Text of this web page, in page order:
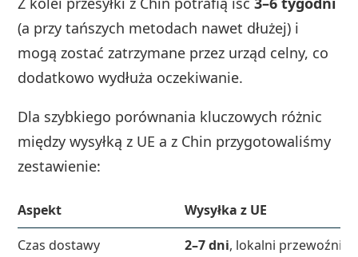
(a przy tańszych metodach nawet dłużej) i
mogą zostać zatrzymane przez urząd celny, co
dodatkowo wydłuża oczekiwanie.
Dla szybkiego porównania kluczowych różnic
między wysyłką z UE a z Chin przygotowaliśmy
zestawienie:
Aspekt
Wysyłka z UE
Czas dostawy
2–7 dni, lokalni przewoźnicy